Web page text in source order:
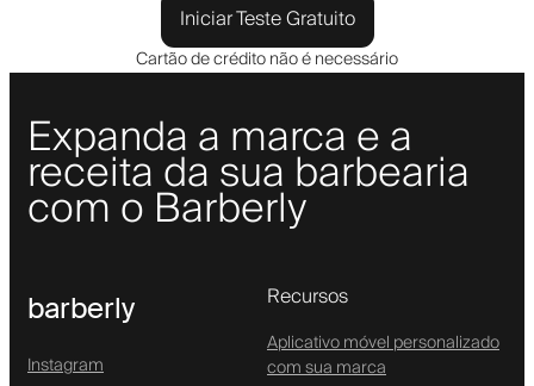
Iniciar Teste Gratuito
Cartão de crédito não é necessário
Expanda a marca e a
receita da sua barbearia
com o Barberly
barberly
Instagram
Recursos
Aplicativo móvel personalizado
com sua marca